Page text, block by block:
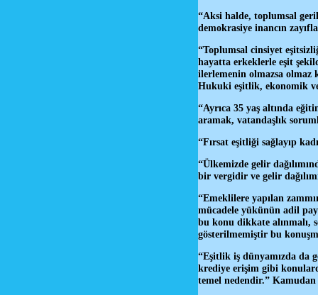
“Aksi halde, toplumsal
demokrasiye inancın
“Toplumsal cinsiyet
hayatta erkeklerle eşit
ilerlemenin olmazsa olmaz
Hukuki eşitlik, ekonomik
“Ayrıca 35 yaş altında
aramak, vatandaşlık
“Fırsat eşitliği sağlayıp
“Ülkemizde gelir
bir vergidir ve gelir
“Emeklilere yapılan
mücadele yükünün adil
bu konu dikkate alınmalı,
gösterilmemiştir bu
“Eşitlik iş dünyamızda da
krediye erişim gibi
temel nedendir.”